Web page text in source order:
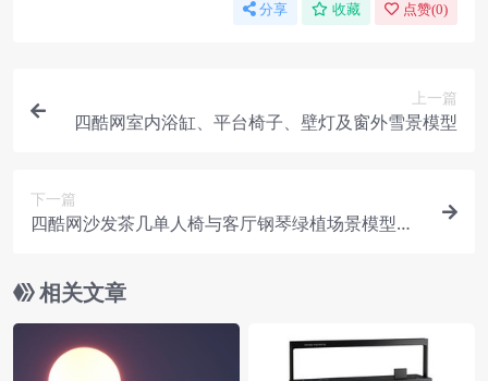
分享 收藏 点赞(0)
上一篇
四酷网室内浴缸、平台椅子、壁灯及窗外雪景模型
下一篇
四酷网沙发茶几单人椅与客厅钢琴绿植场景模型工
相关文章